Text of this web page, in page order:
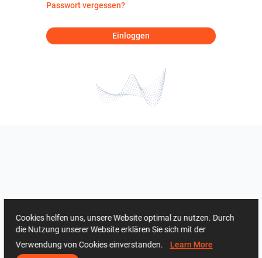
Passwort vergessen?
Einloggen
Cookies helfen uns, unsere Website optimal zu nutzen. Durch
die Nutzung unserer Website erklären Sie sich mit der
Verwendung von Cookies einverstanden. Learn More